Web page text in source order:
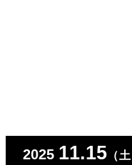
2025 11.15 （土